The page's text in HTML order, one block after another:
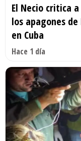
El Necio critica
los apagones
en Cuba
Hace 1 día